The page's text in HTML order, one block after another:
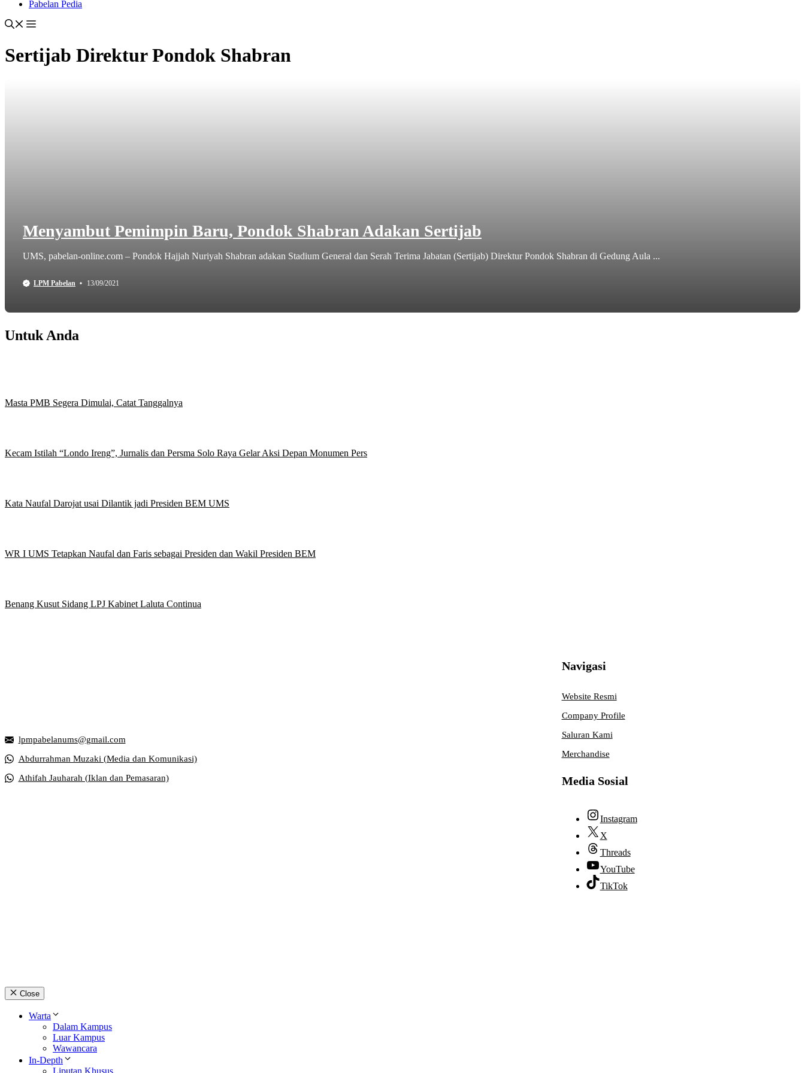
Pabelan Pedia
Sertijab Direktur Pondok Shabran
Menyambut Pemimpin Baru, Pondok Shabran Adakan Sertijab
UMS, pabelan-online.com – Pondok Hajjah Nuriyah Shabran adakan Stadium General dan Serah Terima Jabatan (Sertijab) Direktur Pondok Shabran di Gedung Aula ...
LPM Pabelan 13/09/2021
Untuk Anda
Masta PMB Segera Dimulai, Catat Tanggalnya
Kecam Istilah “Londo Ireng”, Jurnalis dan Persma Solo Raya Gelar Aksi Depan Monumen Pers
Kata Naufal Darojat usai Dilantik jadi Presiden BEM UMS
WR I UMS Tetapkan Naufal dan Faris sebagai Presiden dan Wakil Presiden BEM
Benang Kusut Sidang LPJ Kabinet Laluta Continua
lpmpabelanums@gmail.com
Abdurrahman Muzaki (Media dan Komunikasi)
Athifah Jauharah (Iklan dan Pemasaran)
Navigasi
Website Resmi
Company Profile
Saluran Kami
Merchandise
Media Sosial
Instagram
X
Threads
YouTube
TikTok
Close
Warta
Dalam Kampus
Luar Kampus
Wawancara
In-Depth